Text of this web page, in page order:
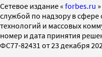
Cетевое издание « forbes.ru
службой по надзору в
технологий и массовых
номер и дата принятия
ФС77-82431 от 23 декабря